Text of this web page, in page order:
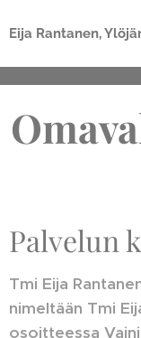
Eija Rantanen,
Palvelun
Tmi Eija
nimeltään Tmi
osoitteessa